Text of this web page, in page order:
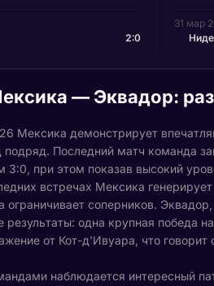
2:0
31 мар
— Эквадор:
Мексика демонстрирует
Последний матч команда
3:0, при этом показав высокий
встречах Мексика
соперников.
результаты: одна крупная победа
от Кот-д'Ивуара, что говорит
наблюдается интересный